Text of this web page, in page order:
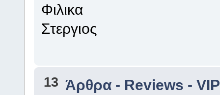
Φιλικα
Στεργιος
13 Άρθρα - Reviews - VIP